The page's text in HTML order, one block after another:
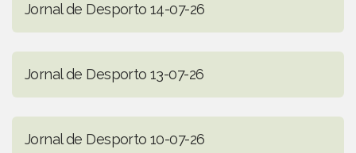
Jornal de Desporto 14-07-26
Jornal de Desporto 13-07-26
Jornal de Desporto 10-07-26